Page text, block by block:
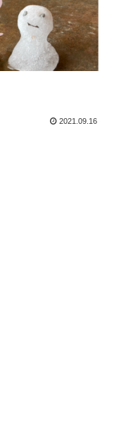
2021.09.16